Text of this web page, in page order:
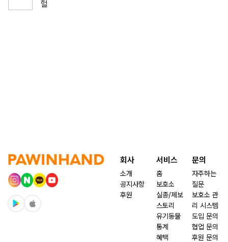
헐
회사
소개
공지사항
후원
서비스
홈
보호소
실종/제보
스토리
유기동물
통계
혜택
문의
자주하는
질문
보호소 관
리 시스템
도입 문의
협업 문의
후원 문의